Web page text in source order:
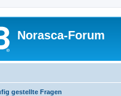
Norasca-Forum
gestellte Fragen